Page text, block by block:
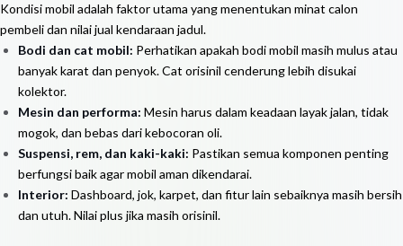
Kondisi mobil adalah faktor utama yang menentukan minat calon
pembeli dan nilai jual kendaraan jadul.
Bodi dan cat mobil: Perhatikan apakah bodi mobil masih mulus atau
banyak karat dan penyok. Cat orisinil cenderung lebih disukai
kolektor.
Mesin dan performa: Mesin harus dalam keadaan layak jalan, tidak
mogok, dan bebas dari kebocoran oli.
Suspensi, rem, dan kaki-kaki: Pastikan semua komponen penting
berfungsi baik agar mobil aman dikendarai.
Interior: Dashboard, jok, karpet, dan fitur lain sebaiknya masih bersih
dan utuh. Nilai plus jika masih orisinil.